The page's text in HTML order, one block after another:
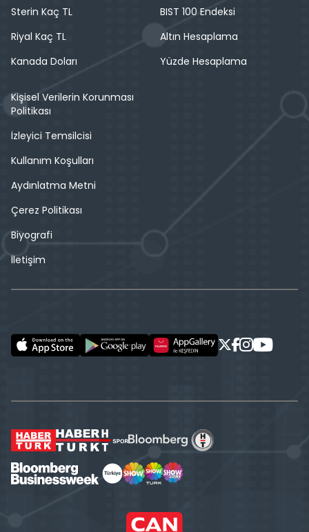
Sterin Kaç TL
Riyal Kaç TL
Kanada Doları
BIST 100 Endeksi
Altın Hesaplama
Yüzde Hesaplama
Kişisel Verilerin Korunması
Politikası
İzleyici Temsilcisi
Kullanım Koşulları
Aydınlatma Metni
Çerez Politikası
Biyografi
İletişim